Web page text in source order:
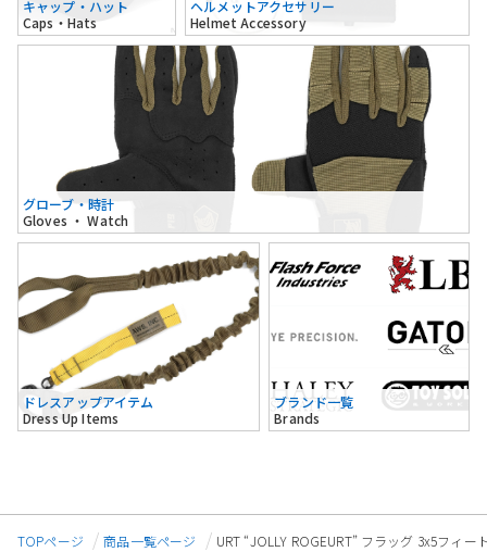
キャップ・ハット
Caps・Hats
ヘルメットアクセサリー
Helmet Accessory
グローブ・時計
Gloves ・ Watch
ドレスアップアイテム
Dress Up Items
ブランド一覧
Brands
TOPページ 商品一覧ページ
URT “JOLLY ROGEURT” フラッグ 3x5フィー